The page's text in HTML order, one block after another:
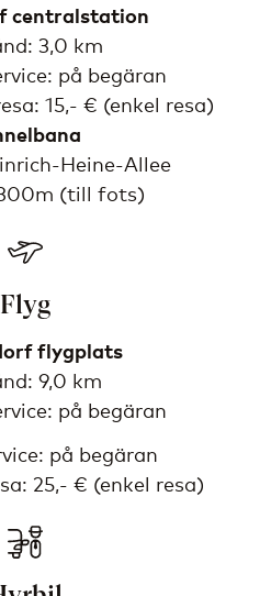
centralstation
3,0 km
på begäran
15,- € (enkel resa)
Heine-Allee
(till fots)
Flyg
flygplats
9,0 km
på begäran
på begäran
25,- € (enkel resa)